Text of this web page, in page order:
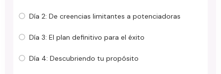
Día 2: De creencias limitantes a potenciadoras
Día 3: El plan definitivo para el éxito
Día 4: Descubriendo tu propósito